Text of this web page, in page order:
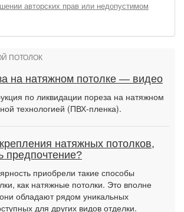
авторских прав или недопустимом
ПОТОЛОК
на натяжном потолке — видео
по ликвидации пореза на натяжном
технологией (ПВХ-пленка).
натяжных потолков,
предпочтение?
приобрели такие способы
как натяжные потолки. Это вполне
обладают рядом уникальных
для других видов отделки.